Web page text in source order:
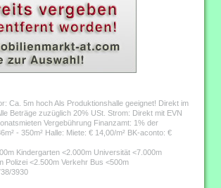
Ca. 5m hoch Als Produktionshalle geeignet! Direkt im
Beträge zuzüglich 20% USt. Strom: Direkt mit EVN
Vergebührung Finanzamt: 1% der
- 350m² Halle: Miete: € 14,00/m² BK-aconto: €
Kindergarten <2.000m Universität <7.000m
Polizei <2.500m Verkehr Bus <500m
3930